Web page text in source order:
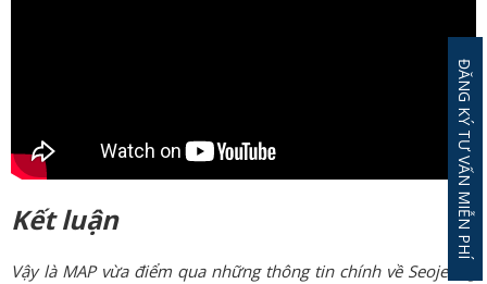
Kết luận
Vậy là MAP vừa điểm qua những thông tin chính về Seojeong
ĐĂNG KÝ TƯ VẤN MIỄN PHÍ